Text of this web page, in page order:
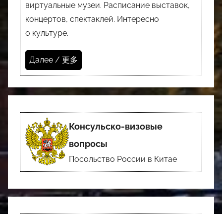
виртуальные музеи. Расписание выставок,
концертов, спектаклей. Интересно
о культуре.
Далее / 更多
Консульско-визовые
вопросы
Посольство России в Китае